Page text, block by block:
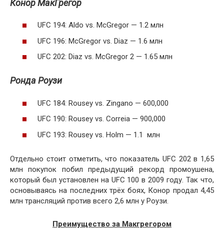
Конор МакГрегор
UFC 194: Aldo vs. McGregor — 1.2 млн
UFC 196: McGregor vs. Diaz — 1.6 млн
UFC 202: Diaz vs. McGregor 2 — 1.65 млн
Ронда Роузи
UFC 184: Rousey vs. Zingano — 600,000
UFC 190: Rousey vs. Correia — 900,000
UFC 193: Rousey vs. Holm — 1.1 млн
Отдельно стоит отметить, что показатель UFC 202 в 1,65
млн покупок побил предыдущий рекорд промоушена,
который был установлен на UFC 100 в 2009 году. Так что,
основываясь на последних трёх боях, Конор продал 4,45
млн трансляций против всего 2,6 млн у Роузи.
Преимущество за Макгрегором